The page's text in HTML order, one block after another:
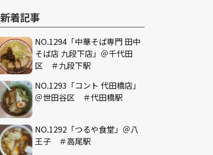
新着記事
NO.1294「中華そば専門 田中
そば店 九段下店」＠千代田
区 ＃九段下駅
NO.1293「コント 代田橋店」
＠世田谷区 ＃代田橋駅
NO.1292「つるや食堂」＠八
王子 ＃高尾駅